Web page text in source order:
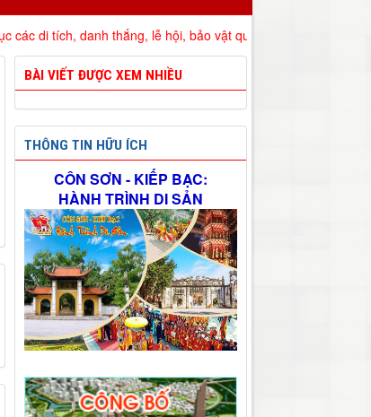
di tích, danh thắng, lễ hội, bảo vật quốc gia đã xếp hạng trên
BÀI VIẾT ĐƯỢC XEM NHIỀU
THÔNG TIN HỮU ÍCH
CÔN SƠN - KIẾP BẠC:
HÀNH TRÌNH DI SẢN